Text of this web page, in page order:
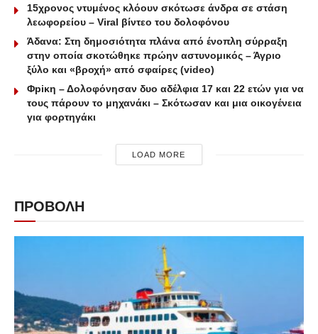
15χρονος ντυμένος κλόουν σκότωσε άνδρα σε στάση
λεωφορείου – Viral βίντεο του δολοφόνου
Άδανα: Στη δημοσιότητα πλάνα από ένοπλη σύρραξη
στην οποία σκοτώθηκε πρώην αστυνομικός – Άγριο
ξύλο και «βροχή» από σφαίρες (video)
Φpiκη – Δολοφόνησαν δυο αδέλφια 17 και 22 ετών για να
τους πάρουν το μηχανάκι – Σκότωσαν και μια οικογένεια
για φορτηγάκι
LOAD MORE
ΠΡΟΒΟΛΗ